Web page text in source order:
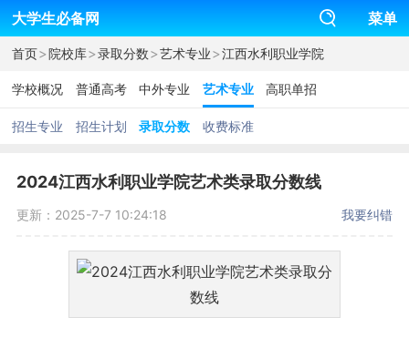
大学生必备网 菜单
首页>院校库>录取分数>艺术专业>江西水利职业学院
学校概况 普通高考 中外专业 艺术专业 高职单招
招生专业 招生计划 录取分数 收费标准
2024江西水利职业学院艺术类录取分数线
更新：2025-7-7 10:24:18 我要纠错